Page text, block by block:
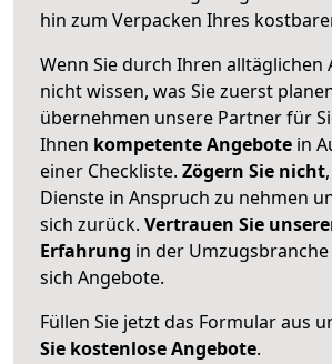
hin zum Verpacken Ihres
Wenn Sie durch Ihren alltäglichen
nicht wissen, was Sie zuerst
übernehmen unsere Partner für
Ihnen kompetente Angebote in
einer Checkliste. Zögern Sie nicht
Dienste in Anspruch zu nehmen
sich zurück. Vertrauen Sie
Erfahrung in der
sich Angebote.
Füllen Sie jetzt das Formular aus
Sie kostenlose Angebote.